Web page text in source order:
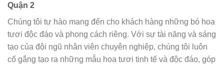
Quận 2
Chúng tôi tự hào mang đến cho khách hàng những bó hoa
tươi độc đáo và phong cách riêng. Với sự tài năng và sáng
tạo của đội ngũ nhân viên chuyên nghiệp, chúng tôi luôn
cố gắng tạo ra những mẫu hoa tươi tinh tế và độc đáo, góp